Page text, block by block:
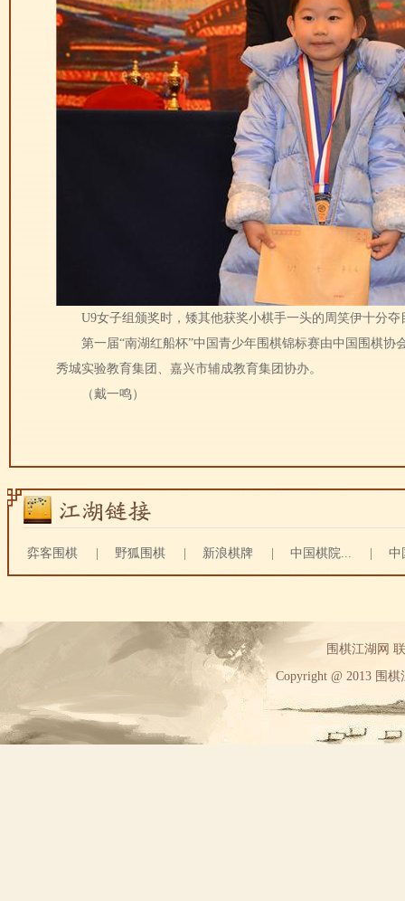
U9女子组颁奖时，矮其他获奖小棋手一头的周笑伊十分夺
第一届“南湖红船杯”中国青少年围棋锦标赛由中国围棋协
秀城实验教育集团、嘉兴市辅成教育集团协办。
（戴一鸣）
弈客围棋 野狐围棋 新浪棋牌 中国棋院... 中
围棋江湖网
Copyright @ 2013 围